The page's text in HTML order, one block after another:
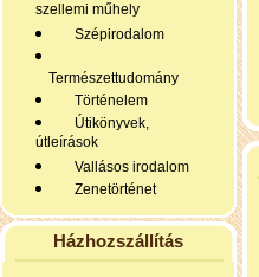
szellemi műhely
Szépirodalom
Természettudomány
Történelem
Útikönyvek,
útleírások
Vallásos irodalom
Zenetörténet
Házhozszállítás